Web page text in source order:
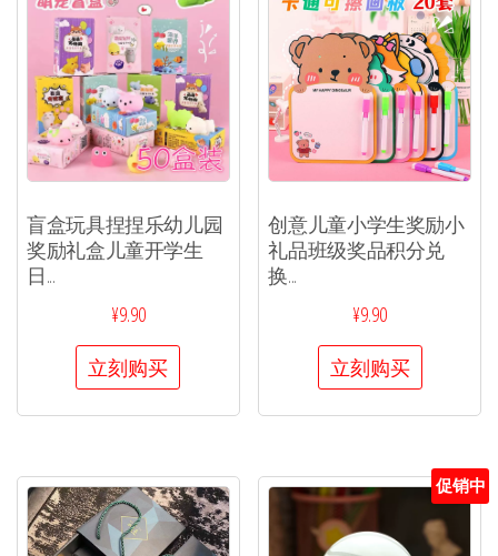
盲盒玩具捏捏乐幼儿园
奖励礼盒儿童开学生
日...
¥9.90
立刻购买
创意儿童小学生奖励小
礼品班级奖品积分兑
换...
¥9.90
立刻购买
促销中